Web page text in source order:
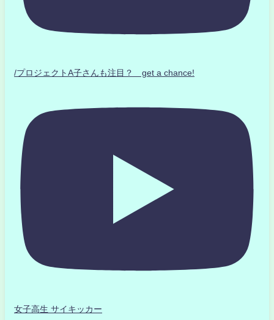
/プロジェクトA子さんも注目？ get a chance!
女子高生 サイキッカー